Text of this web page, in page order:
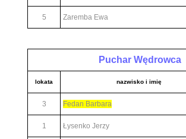
5 Zaremba Ewa
Puchar Wędrowca
lokata nazwisko i imię
3 Fedan Barbara
1 Łysenko Jerzy